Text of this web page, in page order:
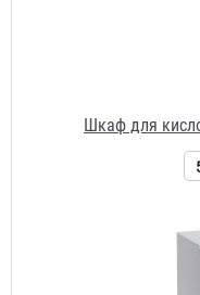
Шкаф для двух